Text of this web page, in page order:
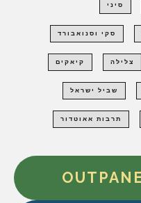
סיני
סקי וסנואבורד
צלילה קיאקים
שביל ישראל
תרבות אאוטדור